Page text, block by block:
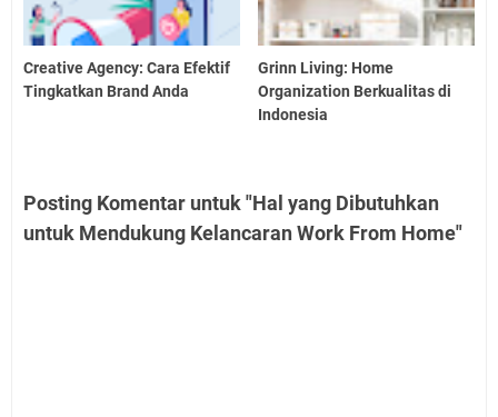
Creative Agency: Cara Efektif
Tingkatkan Brand Anda
Grinn Living: Home
Organization Berkualitas di
Indonesia
Posting Komentar untuk "Hal yang Dibutuhkan
untuk Mendukung Kelancaran Work From Home"